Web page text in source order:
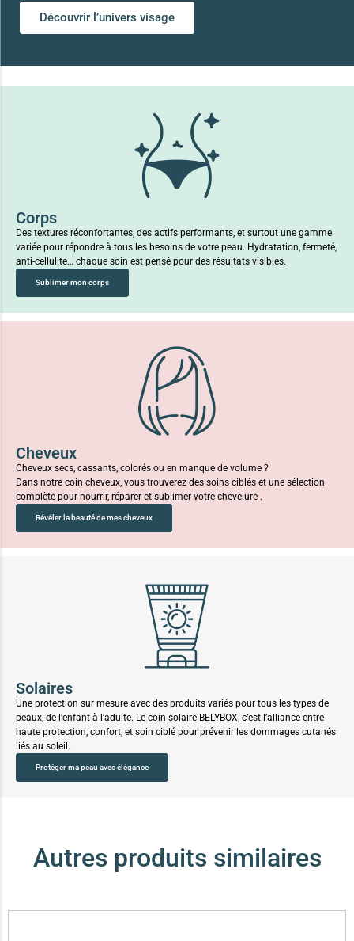
Découvrir l’univers visage
Corps
Des textures réconfortantes, des actifs performants, et surtout une gamme
variée pour répondre à tous les besoins de votre peau. Hydratation, fermeté,
anti-cellulite… chaque soin est pensé pour des résultats visibles.
Sublimer mon corps
Cheveux
Cheveux secs, cassants, colorés ou en manque de volume ?
Dans notre coin cheveux, vous trouverez des soins ciblés et une sélection
complète pour nourrir, réparer et sublimer votre chevelure .
Révéler la beauté de mes cheveux
Solaires
Une protection sur mesure avec des produits variés pour tous les types de
peaux, de l’enfant à l’adulte. Le coin solaire BELYBOX, c’est l’alliance entre
haute protection, confort, et soin ciblé pour prévenir les dommages cutanés
liés au soleil.
Protéger ma peau avec élégance
Autres produits similaires